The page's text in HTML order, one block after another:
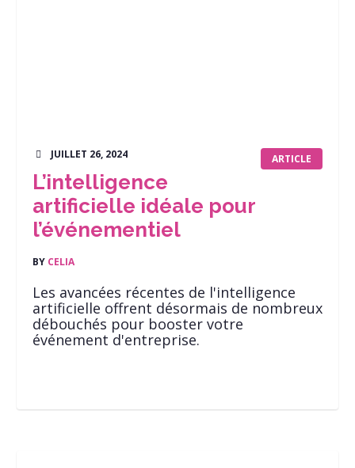
ARTICLE
JUILLET 26, 2024
L’intelligence
artificielle idéale pour
l’événementiel
BY CELIA
Les avancées récentes de l'intelligence
artificielle offrent désormais de nombreux
débouchés pour booster votre
événement d'entreprise.